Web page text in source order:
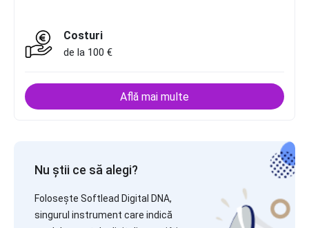
Costuri
de la 100 €
Află mai multe
Nu știi ce să alegi?
Folosește Softlead Digital DNA,
singurul instrument care indică